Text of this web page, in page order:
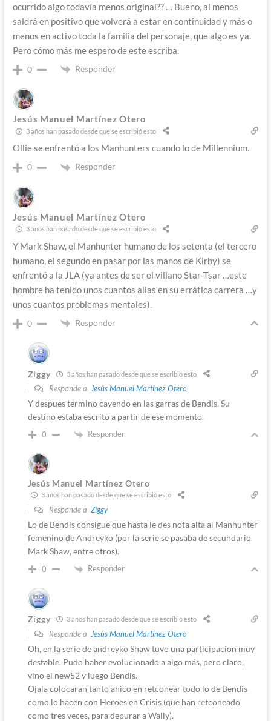
ocurrido algo todavía menos original?? … Bueno, al menos
saldrá en positivo que volverá a estar en continuidad y más o
menos en activo toda la familia del personaje, que algo es ya.
Pero cómo más me espero de este escriba.
0 Responder
Jesús Manuel Martínez Otero
3 años han pasado desde que se escribió esto
Ollie se enfrentó a los Manhunters cuando lo de Millennium.
0 Responder
Jesús Manuel Martínez Otero
3 años han pasado desde que se escribió esto
Y Mark Shaw, el Manhunter humano de los setenta (el tercero
humano, el segundo en pasar por las manos de Kirby) se
enfrentó a la JLA (ya antes de ser el villano Star-Tsar …este
hombre ha tenido unos cuantos alias en su errática carrera …y
unos cuantos problemas mentales).
0 Responder
Ziggy 3 años han pasado desde que se escribió esto
Responde a Jesús Manuel Martínez Otero
Y despues termino cayendo en las garras de Bendis. Su
destino estaba escrito a partir de ese momento.
0 Responder
Jesús Manuel Martínez Otero
3 años han pasado desde que se escribió esto
Responde a Ziggy
Lo de Bendis consigue que hasta le des nota alta al Manhunter
femenino de Andreyko (por la serie se pasaba de secundario
Mark Shaw, entre otros).
0 Responder
Ziggy 3 años han pasado desde que se escribió esto
Responde a Jesús Manuel Martínez Otero
Oh, en la serie de andreyko Shaw tuvo una participacion muy
destable. Pudo haber evolucionado a algo más, pero claro,
vino el new52 y luego Bendis.
Ojala colocaran tanto ahico en retconear todo lo de Bendis
como lo hacen con Heroes en Crisis (que han retconeado
como tres veces, para depurar a Wally).